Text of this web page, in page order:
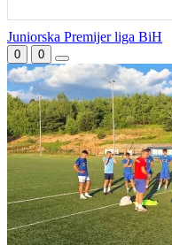
Ime Cedevita odlazi iz
hrvatske košarke
Fudbal opasan po život:
"Čišćenje" lopte
uzrokovalo saobraćajni
udes (VIDEO)